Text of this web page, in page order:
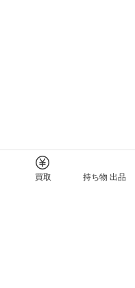
買取 持ち物 出品